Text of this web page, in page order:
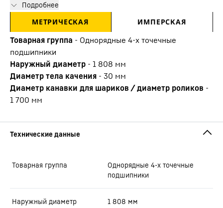
Подробнее
МЕТРИЧЕСКАЯ ИМПЕРСКАЯ
Товарная группа - Oднорядные 4-х точечные
подшипники
Наружный диаметр - 1 808 мм
Диаметр тела качения - 30 мм
Диаметр канавки для шариков / диаметр роликов -
1 700 мм
Товарная группа
Oднорядные 4-х точечные
подшипники
Наружный диаметр 1 808 мм